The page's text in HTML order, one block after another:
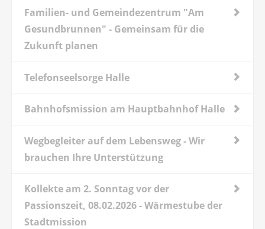
Familien- und Gemeindezentrum "Am
Gesundbrunnen" - Gemeinsam für die
Zukunft planen
Telefonseelsorge Halle
Bahnhofsmission am Hauptbahnhof Halle
Wegbegleiter auf dem Lebensweg - Wir
brauchen Ihre Unterstützung
Kollekte am 2. Sonntag vor der
Passionszeit, 08.02.2026 - Wärmestube der
Stadtmission